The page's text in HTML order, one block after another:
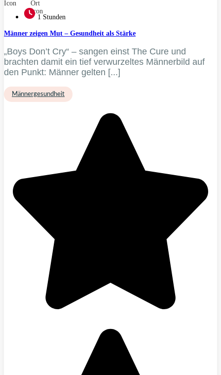
1 Stunden
Männer zeigen Mut – Gesundheit als Stärke
„Boys Don’t Cry“ – sangen einst The Cure und
brachten damit ein tief verwurzeltes Männerbild auf
den Punkt: Männer gelten [...]
Männergesundheit